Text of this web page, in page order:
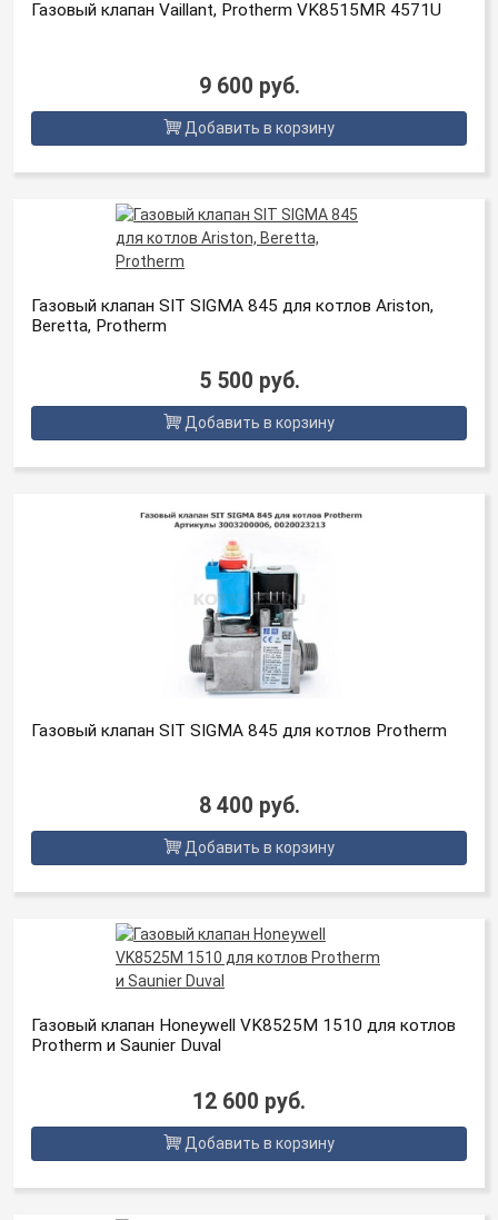
Газовый клапан Vaillant, Protherm VK8515MR 4571U
9 600 руб.
Добавить в корзину
Газовый клапан SIT SIGMA 845 для котлов Ariston,
Beretta, Protherm
5 500 руб.
Добавить в корзину
Газовый клапан SIT SIGMA 845 для котлов Protherm
8 400 руб.
Добавить в корзину
Газовый клапан Honeywell VK8525M 1510 для котлов
Protherm и Saunier Duval
12 600 руб.
Добавить в корзину